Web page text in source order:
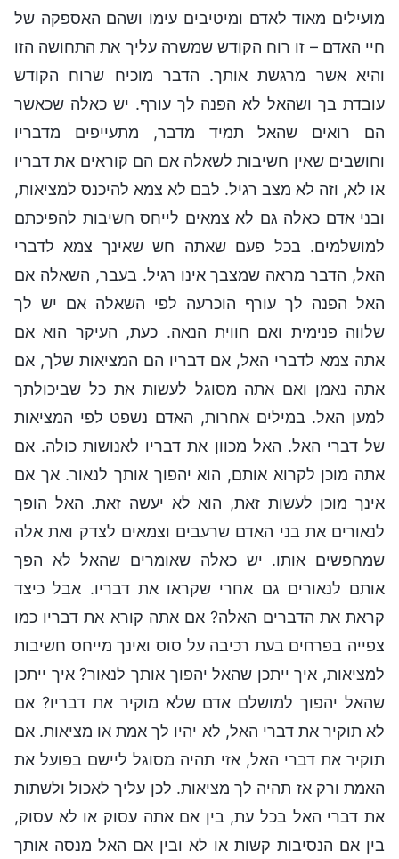
מועילים מאוד לאדם ומיטיבים עימו ושהם האספקה של
חיי האדם – זו רוח הקודש שמשרה עליך את התחושה הזו
והיא אשר מרגשת אותך. הדבר מוכיח שרוח הקודש
עובדת בך ושהאל לא הפנה לך עורף. יש כאלה שכאשר
הם רואים שהאל תמיד מדבר, מתעייפים מדבריו
וחושבים שאין חשיבות לשאלה אם הם קוראים את דבריו
או לא, וזה לא מצב רגיל. לבם לא צמא להיכנס למציאות,
ובני אדם כאלה גם לא צמאים לייחס חשיבות להפיכתם
למושלמים. בכל פעם שאתה חש שאינך צמא לדברי
האל, הדבר מראה שמצבך אינו רגיל. בעבר, השאלה אם
האל הפנה לך עורף הוכרעה לפי השאלה אם יש לך
שלווה פנימית ואם חווית הנאה. כעת, העיקר הוא אם
אתה צמא לדברי האל, אם דבריו הם המציאות שלך, אם
אתה נאמן ואם אתה מסוגל לעשות את כל שביכולתך
למען האל. במילים אחרות, האדם נשפט לפי המציאות
של דברי האל. האל מכוון את דבריו לאנושות כולה. אם
אתה מוכן לקרוא אותם, הוא יהפוך אותך לנאור. אך אם
אינך מוכן לעשות זאת, הוא לא יעשה זאת. האל הופך
לנאורים את בני האדם שרעבים וצמאים לצדק ואת אלה
שמחפשים אותו. יש כאלה שאומרים שהאל לא הפך
אותם לנאורים גם אחרי שקראו את דבריו. אבל כיצד
קראת את הדברים האלה? אם אתה קורא את דבריו כמו
צפייה בפרחים בעת רכיבה על סוס ואינך מייחס חשיבות
למציאות, איך ייתכן שהאל יהפוך אותך לנאור? איך ייתכן
שהאל יהפוך למושלם אדם שלא מוקיר את דבריו? אם
לא תוקיר את דברי האל, לא יהיו לך אמת או מציאות. אם
תוקיר את דברי האל, אזי תהיה מסוגל ליישם בפועל את
האמת ורק אז תהיה לך מציאות. לכן עליך לאכול ולשתות
את דברי האל בכל עת, בין אם אתה עסוק או לא עסוק,
בין אם הנסיבות קשות או לא ובין אם האל מנסה אותך